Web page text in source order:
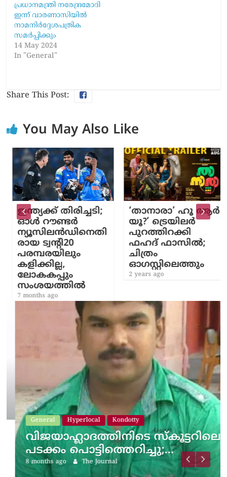
പ്രധാനമന്ത്രി നരേന്ദ്രമോദി
ഇന്ന് വാരണാസിയിൽ
നാമനിർദ്ദേശപത്രിക
സമർപ്പിക്കും
14 May 2024
In "General"
Share This Post:
You May Also Like
ഇന്ത്യക്ക് തിരിച്ചടി;
ഓൾ റൗണ്ടർ
ന്യൂസിലൻഡിനെതി
രായ ട്വന്‍റി20
പരമ്പരയിലും
കളിക്കില്ല,
ലോകകപ്പും
സംശയത്തിൽ
7 months ago
‘താനാരാ’ ഹൂ ആർ
യൂ?’ ട്രെയിലർ
പുറത്തിറക്കി
ഫഹദ് ഫാസിൽ;
ചിത്രം
ഓഗസ്റ്റിലെത്തും
2 years ago
General Hyperlocal Kondotty
വിജയാഹ്ലാദത്തിനിടെ സ്കൂട്ടറിലെ
പടക്കം പൊട്ടിത്തെറിച്ചു;…
8 months ago The Journal